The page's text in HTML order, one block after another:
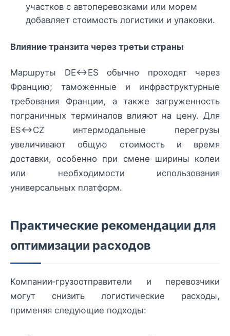
участков с автоперевозками или морем
добавляет стоимость логистики и упаковки.
Влияние транзита через третьи страны
Маршруты DE↔ES обычно проходят через
Францию; таможенные и инфраструктурные
требования Франции, а также загруженность
пограничных терминалов влияют на цену. Для
ES↔CZ интермодальные перегрузы
увеличивают общую стоимость и время
доставки, особенно при смене ширины колеи
или необходимости использования
универсальных платформ.
Практические рекомендации для
оптимизации расходов
Компании‑грузоотправители и перевозчики
могут снизить логистические расходы,
применяя следующие подходы: